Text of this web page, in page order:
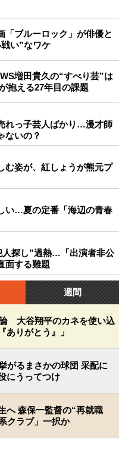
「ブルーロック」が俳優と
い”なワケ
増田貴久の“すべり芸”は
抱える27年目の課題
れっ子芸人ばかり…漫才師
ないの？
む姿が、紅しょうが熊元プ
い…夏の定番「海辺の青春
探し”過熱…「出演者非公
面する難題
週間
大谷翔平のカネを使い込
ありがとう』」
がるまさかの球団 采配に
にうってつけ
へ 森保一監督の“再就職
クラブ」一択か